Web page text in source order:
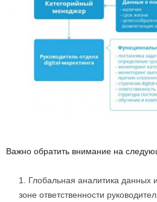
Важно обратить внимание на
Глобальная аналитика данных
зоне ответственности